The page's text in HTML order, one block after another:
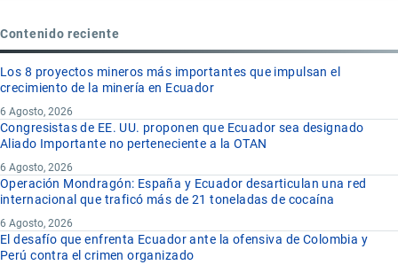
Contenido reciente
Los 8 proyectos mineros más importantes que impulsan el
crecimiento de la minería en Ecuador
6 Agosto, 2026
Congresistas de EE. UU. proponen que Ecuador sea designado
Aliado Importante no perteneciente a la OTAN
6 Agosto, 2026
Operación Mondragón: España y Ecuador desarticulan una red
internacional que traficó más de 21 toneladas de cocaína
6 Agosto, 2026
El desafío que enfrenta Ecuador ante la ofensiva de Colombia y
Perú contra el crimen organizado